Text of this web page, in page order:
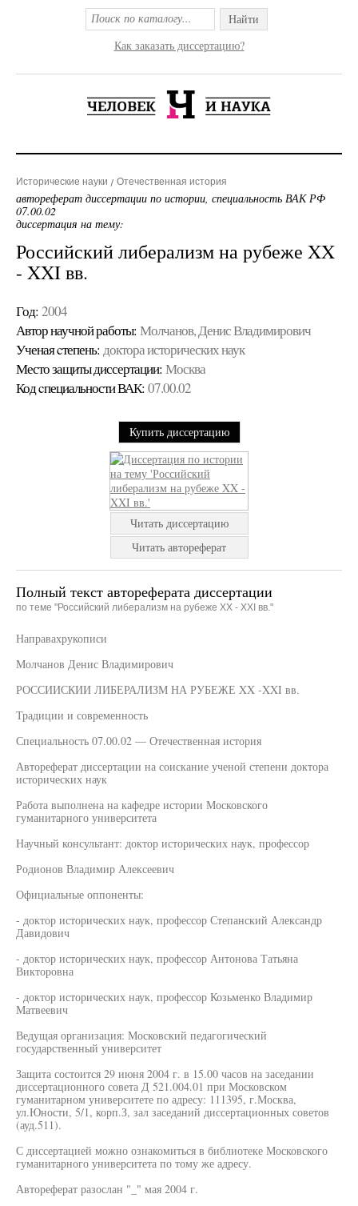
Найти
Как заказать диссертацию?
Исторические науки Отечественная история
автореферат диссертации по истории, специальность ВАК РФ
07.00.02
диссертация на тему:
Российский либерализм на рубеже XX
- XXI вв.
Год: 2004
Автор научной работы: Молчанов, Денис Владимирович
Ученая cтепень: доктора исторических наук
Место защиты диссертации: Москва
Код cпециальности ВАК: 07.00.02
Купить диссертацию
Читать диссертацию
Читать автореферат
Полный текст автореферата диссертации
по теме "Российский либерализм на рубеже XX - XXI вв."
Направахрукописи
Молчанов Денис Владимирович
РОССИИСКИИ ЛИБЕРАЛИЗМ НА РУБЕЖЕ XX -XXI вв.
Традиции и современность
Специальность 07.00.02 — Отечественная история
Автореферат диссертации на соискание ученой степени доктора
исторических наук
Работа выполнена на кафедре истории Московского
гуманитарного университета
Научный консультант: доктор исторических наук, профессор
Родионов Владимир Алексеевич
Официальные оппоненты:
- доктор исторических наук, профессор Степанский Александр
Давидович
- доктор исторических наук, профессор Антонова Татьяна
Викторовна
- доктор исторических наук, профессор Козьменко Владимир
Матвеевич
Ведущая организация: Московский педагогический
государственный университет
Защита состоится 29 июня 2004 г. в 15.00 часов на заседании
диссертационного совета Д 521.004.01 при Московском
гуманитарном университете по адресу: 111395, г.Москва,
ул.Юности, 5/1, корп.З, зал заседаний диссертационных советов
(ауд.511).
С диссертацией можно ознакомиться в библиотеке Московского
гуманитарного университета по тому же адресу.
Автореферат разослан "_" мая 2004 г.